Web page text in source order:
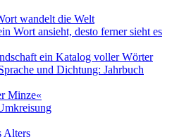
wandelt die Welt
Wort ansieht, desto ferner sieht es
ein Katalog voller Wörter
und Dichtung: Jahrbuch
Minze«
Alters